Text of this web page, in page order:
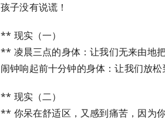
孩子没有说谎！
** 现实（一）
** 凌晨三点的身体：让我们无来由地
闹钟响起前十分钟的身体：让我们放
** 现实（二）
** 你呆在舒适区，又感到痛苦，因为